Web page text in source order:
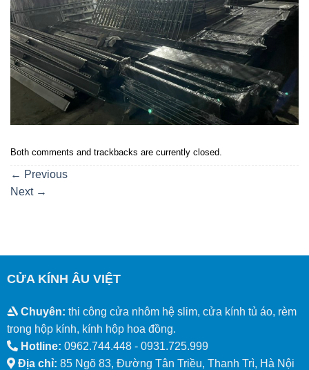
Both comments and trackbacks are currently closed.
← Previous
Next →
CỬA KÍNH ÂU VIỆT
Chuyên: thi công cửa nhôm hệ slim, cửa kính tủ áo, rèm
trong hộp kính, kính hộp hoa đồng.
Hotline: 0962.744.448 - 0931.725.999
Địa chỉ: 85 Ngõ 83, Đường Tân Triều, Thanh Trì, Hà Nội